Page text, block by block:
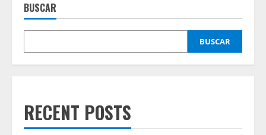
BUSCAR
BUSCAR
RECENT POSTS